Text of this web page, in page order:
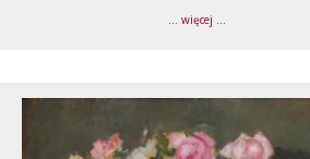
... więcej ...